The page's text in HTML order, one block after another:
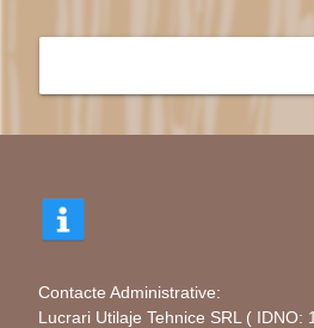
Contacte Administrative:
Lucrari Utilaje Tehnice SRL ( IDNO: